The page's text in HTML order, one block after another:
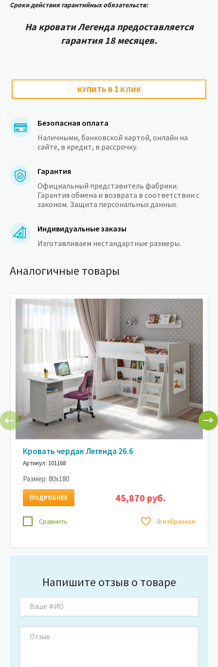
Сроки действия гарантийных обязательств:
На кровати Легенда предоставляетcя
гарантия 18 месяцев.
КУПИТЬ В 1 КЛИК
Безопасная оплата
Наличными, банковской картой, онлайн на
сайте, в кредит, в рассрочку.
Гарантия
Официальный представитель фабрики.
Гарантия обмена и возврата в соответствии с
законом. Защита персональных данных.
Индивидуальные заказы
Изготавливаем нестандартные размеры.
Аналогичные товары
Кровать чердак Легенда 26.6
Артикул: 101168
Размер: 80x180
45,870 руб.
ПОДРОБНЕЕ
Сравнить В избранное
Напишите отзыв о товаре